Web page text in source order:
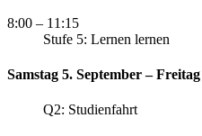
8:00 – 11:15
Stufe 5: Lernen lernen
Samstag 5. September –
Q2: Studienfahrt